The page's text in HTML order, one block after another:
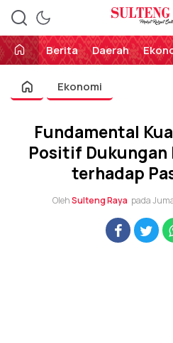
Sulteng
Perekat
Berita
Daerah
Ekonomi
Fundamental
Positif Dukungan
terhadap
OlehSulteng Raya pada